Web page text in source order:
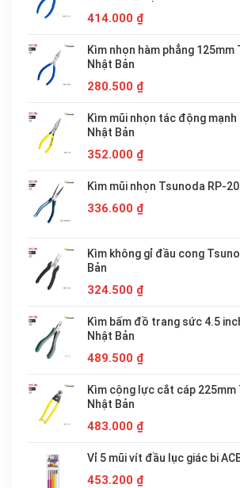
414.000 ₫
Kìm nhọn hàm phẳng
Nhật Bản
280.500 ₫
Kìm mũi nhọn tác động
Nhật Bản
352.000 ₫
Kìm mũi nhọn Tsunoda RP-
336.600 ₫
Kìm không gỉ đầu cong
Bản
324.500 ₫
Kìm bấm đồ trang sức 4.5
Nhật Bản
489.500 ₫
Kìm cộng lực cắt cáp 225mm
Nhật Bản
483.000 ₫
Vỉ 5 mũi vít đầu lục giác bi
453.200 ₫